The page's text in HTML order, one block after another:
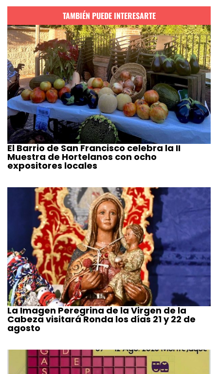
TAMBIÉN PUEDE INTERESARTE
El Barrio de San Francisco celebra la II
Muestra de Hortelanos con ocho
expositores locales
La Imagen Peregrina de la Virgen de la
Cabeza visitará Ronda los días 21 y 22 de
agosto